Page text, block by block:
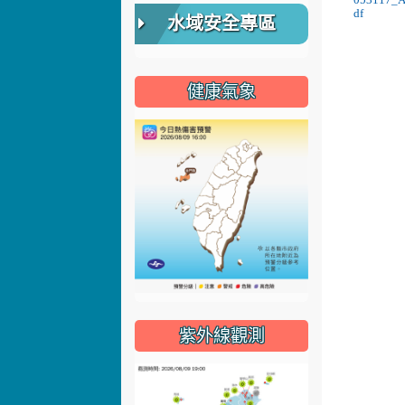
df
水域安全專區
健康氣象
紫外線觀測